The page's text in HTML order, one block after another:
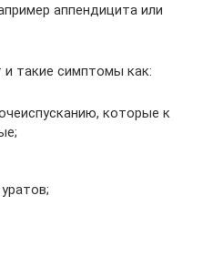
аппендицита или
такие симптомы как:
которые к